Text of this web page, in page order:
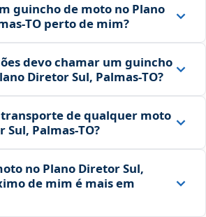
guincho de moto no Plano
perto de mim?
devo chamar um guincho
Diretor Sul, Palmas‑TO?
de qualquer moto
Palmas‑TO?
no Plano Diretor Sul,
de mim é mais em